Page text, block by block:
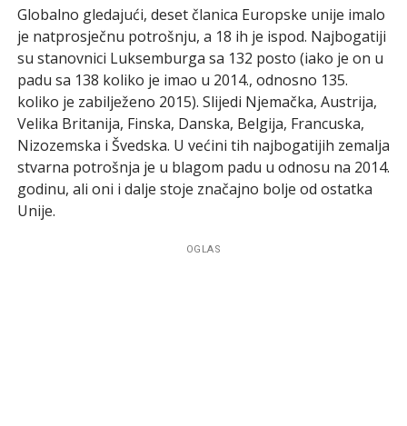
Globalno gledajući, deset članica Europske unije imalo
je natprosječnu potrošnju, a 18 ih je ispod. Najbogatiji
su stanovnici Luksemburga sa 132 posto (iako je on u
padu sa 138 koliko je imao u 2014., odnosno 135.
koliko je zabilježeno 2015). Slijedi Njemačka, Austrija,
Velika Britanija, Finska, Danska, Belgija, Francuska,
Nizozemska i Švedska. U većini tih najbogatijih zemalja
stvarna potrošnja je u blagom padu u odnosu na 2014.
godinu, ali oni i dalje stoje značajno bolje od ostatka
Unije.
OGLAS